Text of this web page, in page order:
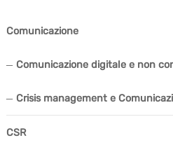
Comunicazione
Comunicazione digitale e non
Crisis management e
CSR